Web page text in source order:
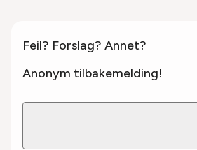
Feil? Forslag? Annet?
Anonym tilbakemelding!